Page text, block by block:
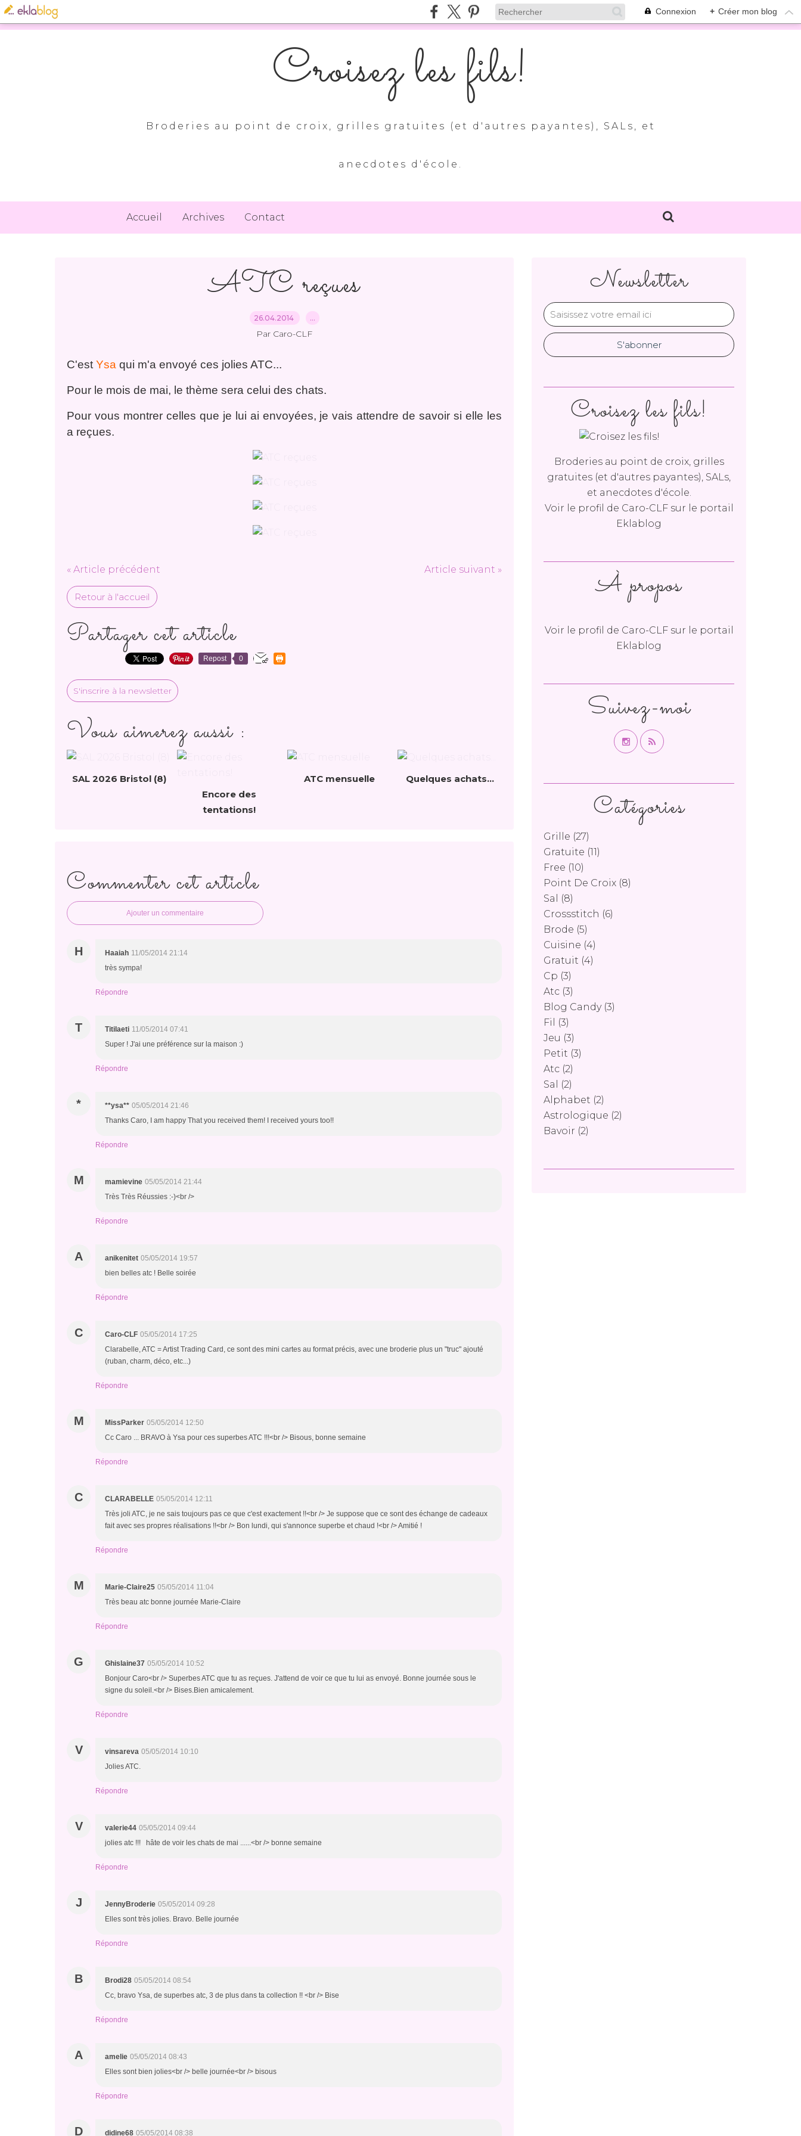
Connexion + Créer mon blog
Croisez les fils!
Broderies au point de croix, grilles gratuites (et d'autres payantes), SALs, et
anecdotes d'école.
Accueil Archives Contact
ATC reçues
26.04.2014 …
Par Caro-CLF
C'est Ysa qui m'a envoyé ces jolies ATC...
Pour le mois de mai, le thème sera celui des chats.
Pour vous montrer celles que je lui ai envoyées, je vais attendre de savoir si elle les
a reçues.
« Article précédent Article suivant »
Retour à l'accueil
Partager cet article
Repost 0
S'inscrire à la newsletter
Vous aimerez aussi :
SAL 2026 Bristol (8)
Encore des
tentations!
ATC mensuelle Quelques achats...
Commenter cet article
Ajouter un commentaire
H Haaiah 11/05/2014 21:14
très sympa!
Répondre
T Titilaeti 11/05/2014 07:41
Super ! J'ai une préférence sur la maison :)
Répondre
* **ysa** 05/05/2014 21:46
Thanks Caro, I am happy That you received them! I received yours too!!
Répondre
M mamievine 05/05/2014 21:44
Très Très Réussies :-)<br />
Répondre
A anikenitet 05/05/2014 19:57
bien belles atc ! Belle soirée
Répondre
C Caro-CLF 05/05/2014 17:25
Clarabelle, ATC = Artist Trading Card, ce sont des mini cartes au format précis, avec une broderie plus un "truc" ajouté
(ruban, charm, déco, etc...)
Répondre
M MissParker 05/05/2014 12:50
Cc Caro ... BRAVO à Ysa pour ces superbes ATC !!!<br /> Bisous, bonne semaine
Répondre
C CLARABELLE 05/05/2014 12:11
Très joli ATC, je ne sais toujours pas ce que c'est exactement !!<br /> Je suppose que ce sont des échange de cadeaux
fait avec ses propres réalisations !!<br /> Bon lundi, qui s'annonce superbe et chaud !<br /> Amitié !
Répondre
M Marie-Claire25 05/05/2014 11:04
Très beau atc bonne journée Marie-Claire
Répondre
G Ghislaine37 05/05/2014 10:52
Bonjour Caro<br /> Superbes ATC que tu as reçues. J'attend de voir ce que tu lui as envoyé. Bonne journée sous le
signe du soleil.<br /> Bises.Bien amicalement.
Répondre
V vinsareva 05/05/2014 10:10
Jolies ATC.
Répondre
V valerie44 05/05/2014 09:44
jolies atc !!! hâte de voir les chats de mai ......<br /> bonne semaine
Répondre
J JennyBroderie 05/05/2014 09:28
Elles sont très jolies. Bravo. Belle journée
Répondre
B Brodi28 05/05/2014 08:54
Cc, bravo Ysa, de superbes atc, 3 de plus dans ta collection !! <br /> Bise
Répondre
A amelie 05/05/2014 08:43
Elles sont bien jolies<br /> belle journée<br /> bisous
Répondre
D didine68 05/05/2014 08:38
Newsletter
Catégories
Grille (27)
Gratuite (11)
Free (10)
Point De Croix (8)
Sal
(8)
Crossstitch (6)
Brode (5)
Cuisine (4)
Gratuit (4)
Cp (3)
Atc (3)
Blog Candy(3)
Fil
(3)
Jeu (3)
Petit (3)
Atc (2)
Sal
(2)
Alphabet (2)
Astrologique (2)
Bavoir (2)
Croisez les fils!
Broderies au point de croix, grilles
gratuites (et d'autres payantes), SALs,
et anecdotes d'école.
Voir le profil de Caro-CLFsur le portail
Eklablog
Suivez-moi
À propos
Voir le profil de Caro-CLFsur le portail
Eklablog